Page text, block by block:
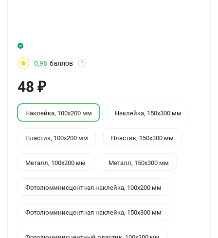
0,96 баллов ?
48 ₽
Наклейка, 100x200 мм Наклейка, 150x300 мм
Пластик, 100x200 мм Пластик, 150x300 мм
Металл, 100x200 мм Металл, 150x300 мм
Фотолюминисцентная наклейка, 100x200 мм
Фотолюминисцентная наклейка, 150x300 мм